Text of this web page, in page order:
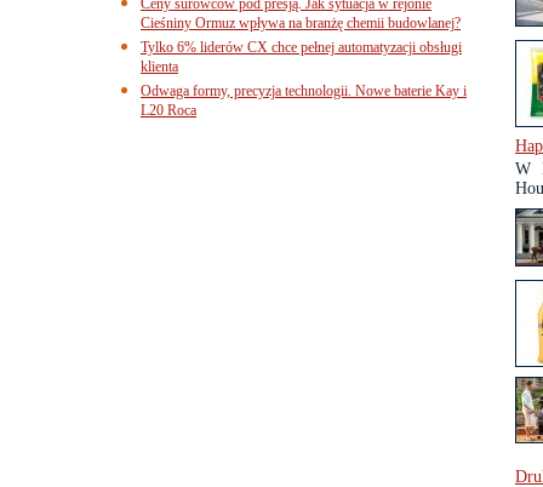
W
Cieśniny Ormuz wpływa na branżę chemii budowlanej?
Tylko 6% liderów CX chce pełnej automatyzacji obsługi
klienta
Odwaga formy, precyzja technologii. Nowe baterie Kay i
L20 Roca